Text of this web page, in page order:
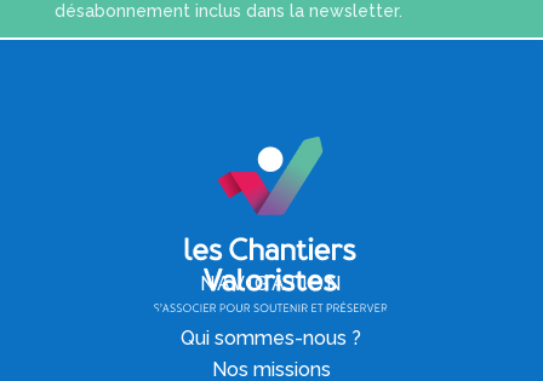
désabonnement inclus dans la newsletter.
NAVIGATION
Qui sommes-nous ?
Nos missions